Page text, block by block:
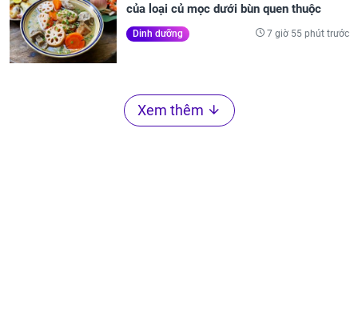
của loại củ mọc dưới bùn quen thuộc
Dinh dưỡng 7 giờ 55 phút trước
Xem thêm